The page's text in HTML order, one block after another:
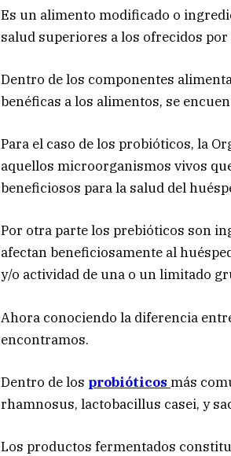
Es un alimento modificado o
salud superiores a los ofrecidos
Dentro de los componentes
benéficas a los alimentos, se
Para el caso de los probióticos, la
aquellos microorganismos vivos
beneficiosos para la salud del
Por otra parte los prebióticos son
afectan beneficiosamente al
y/o actividad de una o un limitado
Ahora conociendo la diferencia
encontramos.
Dentro de los probióticos más
rhamnosus, lactobacillus casei, y
Los productos fermentados